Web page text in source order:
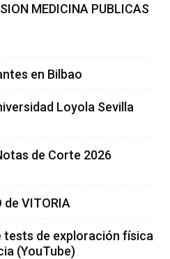
MEDICINA PUBLICAS
en Bilbao
Loyola Sevilla
de Corte 2026
de VITORIA
de exploración física
(YouTube)